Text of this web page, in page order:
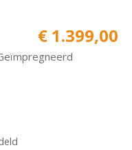
€ 1.399,00